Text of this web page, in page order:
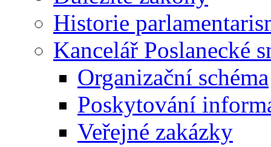
Historie
Kancelář Poslanecké
Organizační schéma
Poskytování
Veřejné zakázky